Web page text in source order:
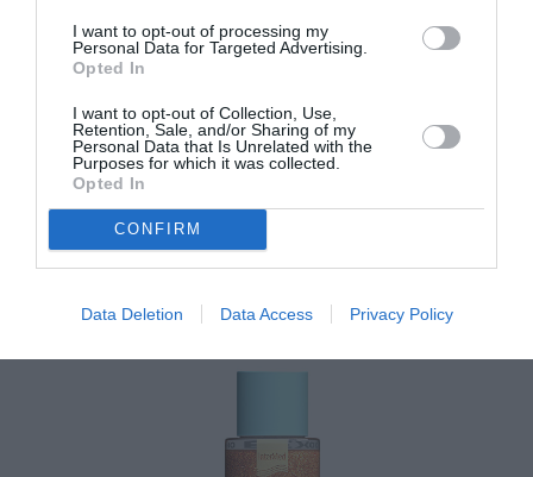
I want to opt-out of processing my
Personal Data for Targeted Advertising.
Opted In
I want to opt-out of Collection, Use,
Retention, Sale, and/or Sharing of my
Personal Data that Is Unrelated with the
Purposes for which it was collected.
Opted In
CONFIRM
Data Deletion Data Access Privacy Policy